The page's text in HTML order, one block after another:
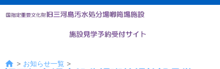
> お知らせ一覧 >